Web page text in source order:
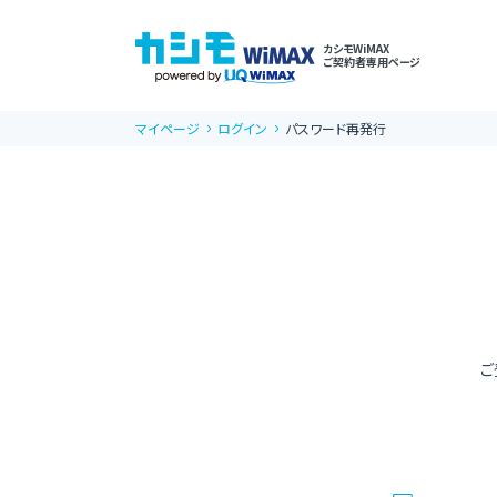
カシモWiMAX
ご契約者専用ページ
マイページ ログイン パスワード再発行